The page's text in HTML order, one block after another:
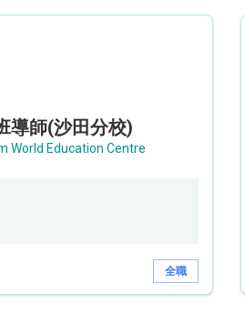
導師(沙田分校)
World Education Centre
全職